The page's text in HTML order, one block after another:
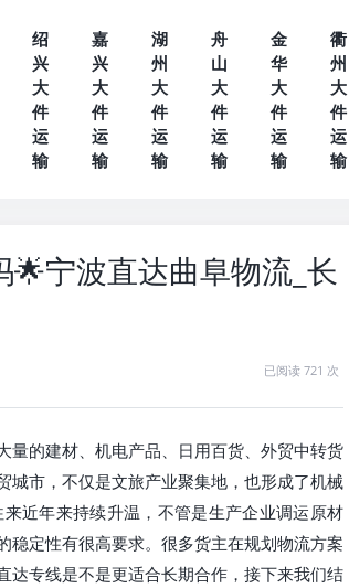
绍
兴
大
件
运
输
嘉
兴
大
件
运
输
湖
州
大
件
运
输
舟
山
大
件
运
输
金
华
大
件
运
输
衢
州
大
件
运
输
宁波直达曲阜物流_长
已阅读 721 次
量的建材、机电产品、日用百货、外贸中转货
城市，不仅是文旅产业聚集地，也形成了机械
近年来持续升温，不管是生产企业调运原材
定性有很高要求。很多货主在规划物流方案
达专线是不是更适合长期合作，接下来我们结